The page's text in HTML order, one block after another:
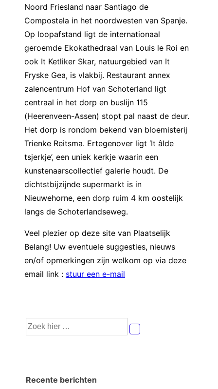
Noord Friesland naar Santiago de
Compostela in het noordwesten van Spanje.
Op loopafstand ligt de internationaal
geroemde Ekokathedraal van Louis le Roi en
ook It Ketliker Skar, natuurgebied van It
Fryske Gea, is vlakbij. Restaurant annex
zalencentrum Hof van Schoterland ligt
centraal in het dorp en buslijn 115
(Heerenveen-Assen) stopt pal naast de deur.
Het dorp is rondom bekend van bloemisterij
Trienke Reitsma. Ertegenover ligt ‘It âlde
tsjerkje’, een uniek kerkje waarin een
kunstenaarscollectief galerie houdt. De
dichtstbijzijnde supermarkt is in
Nieuwehorne, een dorp ruim 4 km oostelijk
langs de Schoterlandseweg.
Veel plezier op deze site van Plaatselijk
Belang! Uw eventuele suggesties, nieuws
en/of opmerkingen zijn welkom op via deze
email link : stuur een e-mail
Zoek
naar:
Recente berichten